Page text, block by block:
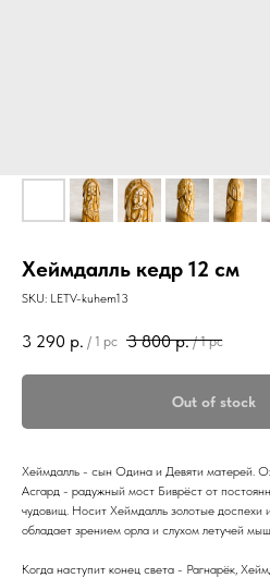
Хеймдалль кедр 12 см
SKU: LETV-kuhem13
3 290 р. / 1 pc 3 800 р. / 1 pc
Out of stock
Хеймдалль - сын Одина и Девяти матерей.
Асгард - радужный мост Биврёст от
чудовищ. Носит Хеймдалль золотые доспехи
обладает зрением орла и слухом летучей
Когда наступит конец света - Рагнарёк,